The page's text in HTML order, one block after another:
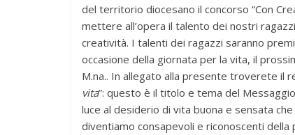
del territorio diocesano il concorso “Con
mettere all’opera il talento dei nostri
creatività. I talenti dei ragazzi saranno
occasione della giornata per la vita, il
M.na.. In allegato alla presente troverete il
vita”: questo è il titolo e tema del
luce al desiderio di vita buona e sensata
diventiamo consapevoli e riconoscenti